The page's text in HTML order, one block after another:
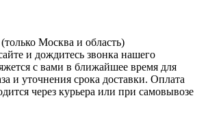
Москва и область)
и дождитесь звонка нашего
с вами в ближайшее время для
и уточнения срока доставки. Оплата
через курьера или при самовывозе